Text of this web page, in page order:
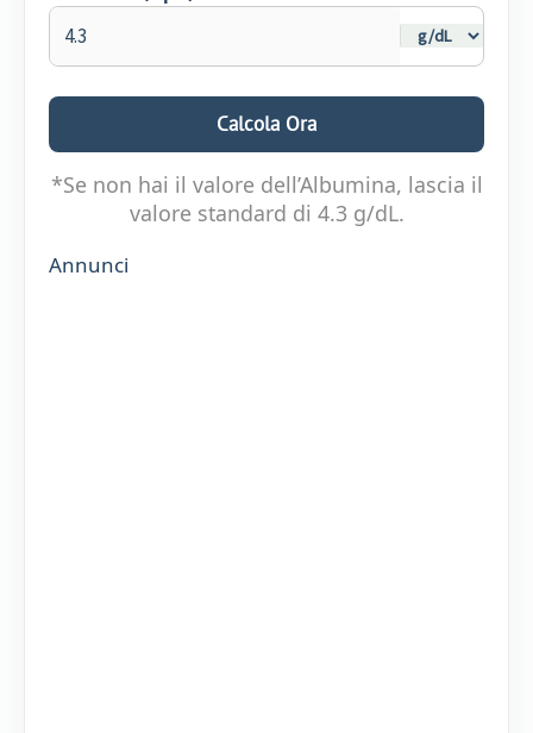
Calcola Ora
*Se non hai il valore dell’Albumina, lascia il
valore standard di 4.3 g/dL.
Annunci